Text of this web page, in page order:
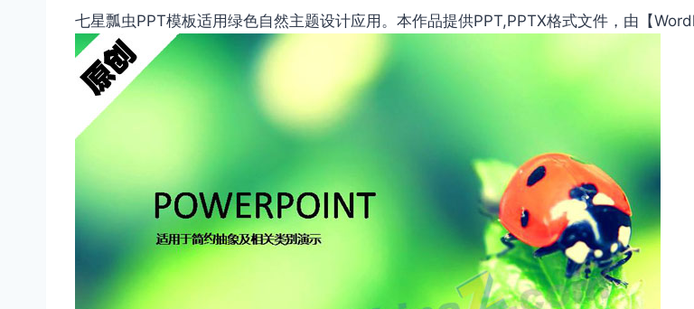
七星瓢虫PPT模板适用绿色自然主题设计应用。本作品提供PPT,PPTX格式文件，由【